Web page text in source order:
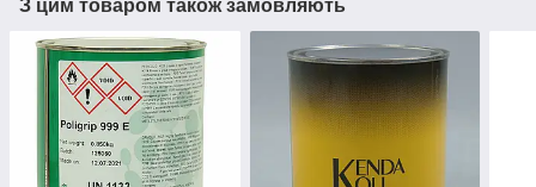
З цим товаром також замовляють